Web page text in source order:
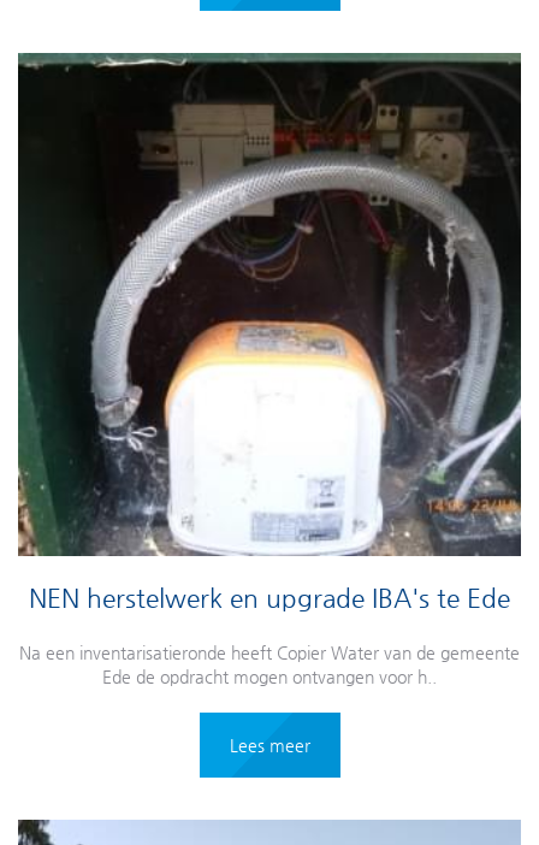
NEN herstelwerk en upgrade IBA's te Ede
Na een inventarisatieronde heeft Copier Water van de gemeente
Ede de opdracht mogen ontvangen voor h..
Lees meer